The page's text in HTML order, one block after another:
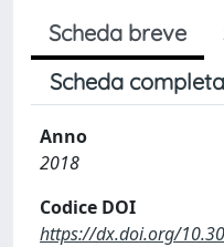
Scheda breve
Scheda
Anno
2018
Codice DOI
https://dx.doi.org/